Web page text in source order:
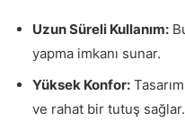
Uzun Süreli Kullanım:
yapma imkanı sunar.
Yüksek Konfor:
ve rahat bir tutuş sağlar.